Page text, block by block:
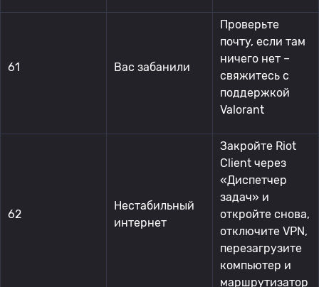
61 Вас забанили
Проверьте
почту, если там
ничего нет –
свяжитесь с
поддержкой
Valorant
62
Нестабильный
интернет
Закройте Riot
Client через
«Диспетчер
задач» и
откройте снова,
отключите VPN,
перезагрузите
компьютер и
маршрутизатор